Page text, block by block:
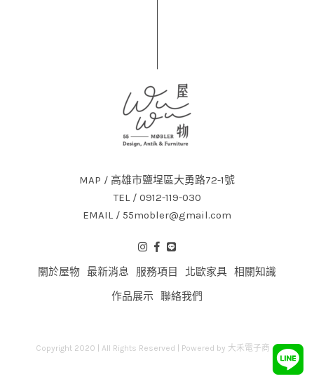
MAP / 高雄市鹽埕區大勇路72-1號
TEL / 0912-119-030
EMAIL / 55mobler@gmail.com
關於屋物 最新消息 服務項目 北歐家具 相關知識
作品展示
聯絡我們
Copyright 2020 | All Rights Reserved | Powered by 大禾電子商務